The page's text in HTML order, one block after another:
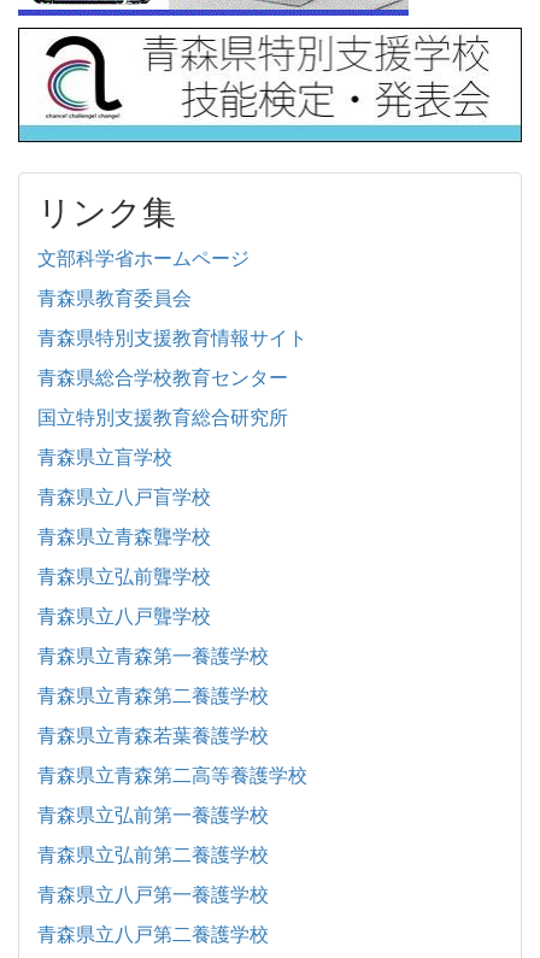
リンク集
文部科学省ホームページ
青森県教育委員会
青森県特別支援教育情報サイト
青森県総合学校教育センター
国立特別支援教育総合研究所
青森県立盲学校
青森県立八戸盲学校
青森県立青森聾学校
青森県立弘前聾学校
青森県立八戸聾学校
青森県立青森第一養護学校
青森県立青森第二養護学校
青森県立青森若葉養護学校
青森県立青森第二高等養護学校
青森県立弘前第一養護学校
青森県立弘前第二養護学校
青森県立八戸第一養護学校
青森県立八戸第二養護学校